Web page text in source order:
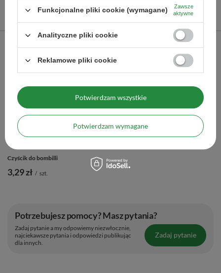
Następny z tej kategorii
Czyścik do bombilli
3,29 zł / szt.
Verde Mate Green
34,99 zł / szt.
Potrzebujesz pomocy? Masz pytania?
Zadaj pytanie a my odpowiemy niezwłocznie,
najciekawsze pytania i odpowiedzi publikując
dla innych.
Zadaj pytanie
Funkcjonalne pliki cookie (wymagane)
Zawsze
aktywne
Analityczne pliki cookie
Reklamowe pliki cookie
Potwierdzam wymagane
Potwierdzam wszystkie